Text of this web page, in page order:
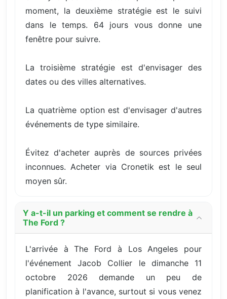
moment, la deuxième stratégie est le suivi
dans le temps. 64 jours vous donne une
fenêtre pour suivre.
La troisième stratégie est d'envisager des
dates ou des villes alternatives.
La quatrième option est d'envisager d'autres
événements de type similaire.
Évitez d'acheter auprès de sources privées
inconnues. Acheter via Cronetik est le seul
moyen sûr.
Y a-t-il un parking et comment se rendre à
The Ford ?
L'arrivée à The Ford à Los Angeles pour
l'événement Jacob Collier le dimanche 11
octobre 2026 demande un peu de
planification à l'avance, surtout si vous venez